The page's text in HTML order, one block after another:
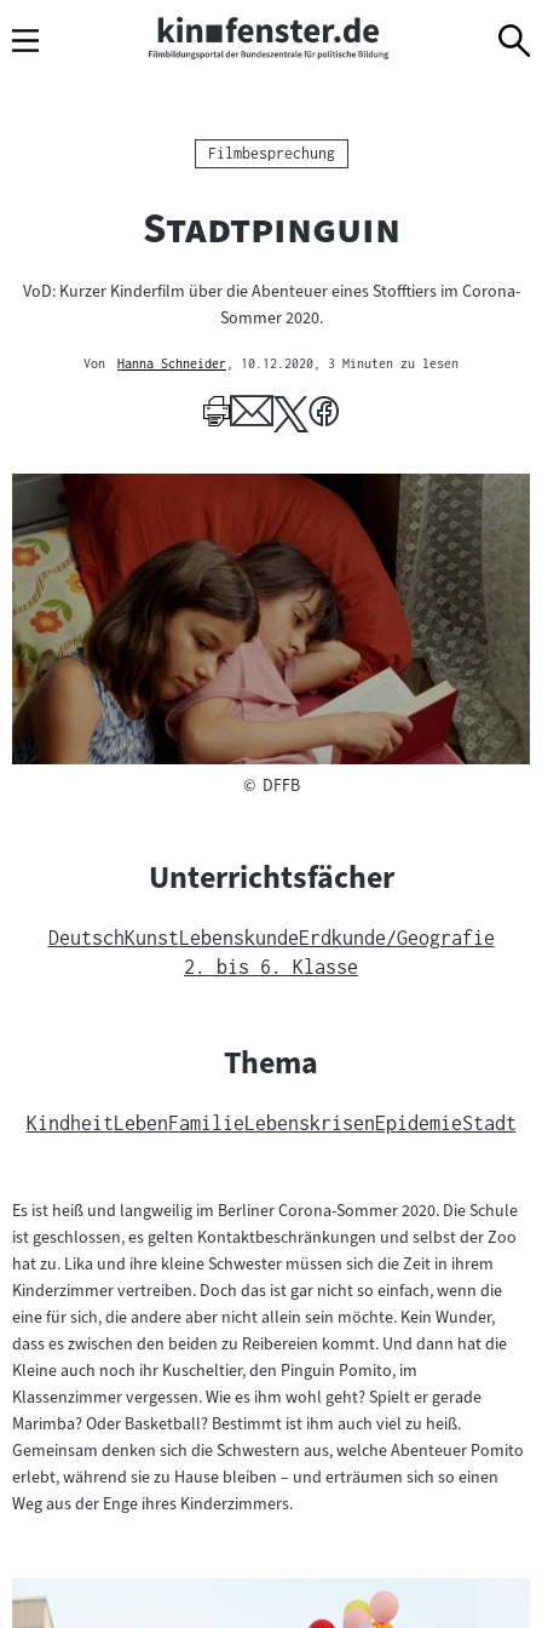
Navigation
zum
zur
Kategorie:
Filmbesprechung
"
Stadtpinguin
VoD: Kurzer Kinderfilm über die Abenteuer eines Stofftiers im Corona-
Sommer 2020.
Von
Hanna Schneider
Author
, 10.12.2020 , 3 Minuten zu lesen
©Copyright
DFFB
Unterrichtsfächer
DeutschKunst LebenskundeErdkunde/Geografie
2. bis 6. Klasse
Thema
Kindheit LebenFamilie LebenskrisenEpidemieStadt
Es ist heiß und langweilig im Berliner Corona-Sommer 2020. Die Schule
ist geschlossen, es gelten Kontaktbeschränkungen und selbst der Zoo
hat zu. Lika und ihre kleine Schwester müssen sich die Zeit in ihrem
Kinderzimmer vertreiben. Doch das ist gar nicht so einfach, wenn die
eine für sich, die andere aber nicht allein sein möchte. Kein Wunder,
dass es zwischen den beiden zu Reibereien kommt. Und dann hat die
Kleine auch noch ihr Kuscheltier, den Pinguin Pomito, im
Klassenzimmer vergessen. Wie es ihm wohl geht? Spielt er gerade
Marimba? Oder Basketball? Bestimmt ist ihm auch viel zu heiß.
Gemeinsam denken sich die Schwestern aus, welche Abenteuer Pomito
erlebt, während sie zu Hause bleiben – und erträumen sich so einen
Weg aus der Enge ihres Kinderzimmers.